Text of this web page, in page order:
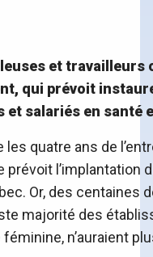
et
qui prévoit
et salariés en santé
quatre ans de
prévoit
Or, des
majorité des
n’auraient